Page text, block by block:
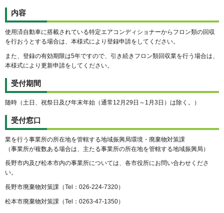
内容
使用済自動車に搭載されている特定エアコンディショナーからフロン類の回収
を行おうとする場合は、本様式により登録申請をしてください。
また、登録の有効期限は5年ですので、引き続きフロン類回収業を行う場合は、
本様式により更新申請をしてください。
受付期間
随時（土日、祝祭日及び年末年始（通常12月29日～1月3日）は除く。）
受付窓口
業を行う事業所の所在地を管轄する地域振興局環境・廃棄物対策課
（事業所が複数ある場合は、主たる事業所の所在地を管轄する地域振興局）
長野市内及び松本市内の事業所については、各市役所にお問い合わせくださ
い。
長野市廃棄物対策課（Tel：026-224-7320）
松本市廃棄物対策課（Tel：0263-47-1350）